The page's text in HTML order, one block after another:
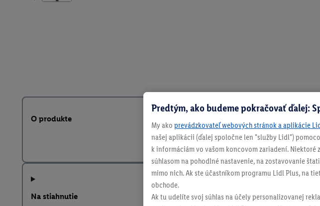
O produkte
Na stiahnutie
Predtým, ako budeme pokračovať ďalej:
My ako prevádzkovateľ webových stránok a aplikácie
našej aplikácii (ďalej spoločne len "služby Lidl")
k informáciám vo vašom koncovom zariadení.
súhlasom na pohodlné nastavenie, na zostavovanie
mimo nich. Ak ste účastníkom programu Lidl Plus, na
obchode.
Ak tu udelíte svoj súhlas na účely personalizovanej